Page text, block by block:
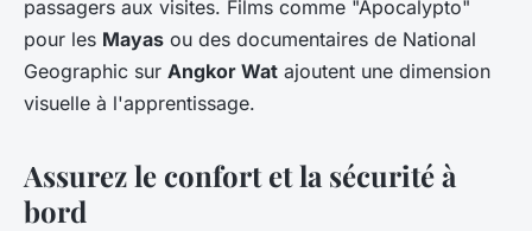
passagers aux visites. Films comme "Apocalypto"
pour les Mayas ou des documentaires de National
Geographic sur Angkor Wat ajoutent une dimension
visuelle à l'apprentissage.
Assurez le confort et la sécurité à
bord